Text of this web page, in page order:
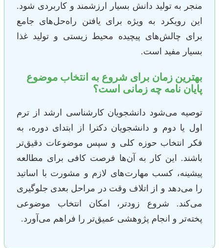
منجر به تولید دانش بسیار ارزشمند و کاربردی شود.
این رویکرد به ویژه برای یافتن راه‌حل‌های جامع
برای چالش‌های پیچیده محیط زیستی و تولید غذا
بسیار مفید است.
بهترین زمان برای شروع به انتخاب موضوع
پایان نامه چه زمانی است؟
توصیه می‌شود دانشجویان کارشناسی ارشد از ترم
اول یا دوم و دانشجویان دکترا از ابتدای دوره، به
فکر انتخاب حوزه کلی و سپس موضوعات دقیق‌تر
باشند. این کار به آن‌ها فرصت کافی برای مطالعه
پیشینه، کسب مهارت‌های لازم و مشورت با اساتید
را می‌دهد و از اتلاف وقت در مراحل بعدی جلوگیری
می‌کند. شروع زودتر، امکان انتخاب موضوعی
پخته‌تر و انجام پژوهشی عمیق‌تر را فراهم می‌آورد.